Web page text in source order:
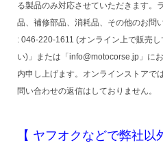
る製品のみ対応させていただきます。
品、補修部品、消耗品、その他のお問
: 046-220-1611 (オンライン上で販売
い)」または「info@motocorse.jp」に
内申し上げます。オンラインストアで
問い合わせの返信はしておりません。
【 ヤフオクなどで弊社